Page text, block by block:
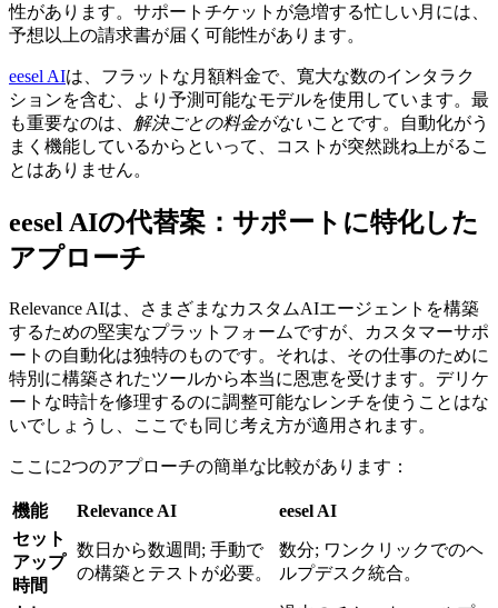
性があります。サポートチケットが急増する忙しい月には、
予想以上の請求書が届く可能性があります。
eesel AIは、フラットな月額料金で、寛大な数のインタラク
ションを含む、より予測可能なモデルを使用しています。最
も重要なのは、 解決ごとの料金がないことです。自動化がう
まく機能しているからといって、コストが突然跳ね上がるこ
とはありません。
eesel AIの代替案：サポートに特化した
アプローチ
Relevance AIは、さまざまなカスタムAIエージェントを構築
するための堅実なプラットフォームですが、カスタマーサポ
ートの自動化は独特のものです。それは、その仕事のために
特別に構築されたツールから本当に恩恵を受けます。デリケ
ートな時計を修理するのに調整可能なレンチを使うことはな
いでしょうし、ここでも同じ考え方が適用されます。
ここに2つのアプローチの簡単な比較があります：
機能 Relevance AI
eesel AI
セット
アップ
時間
数日から数週間; 手動で
の構築とテストが必要。
数分; ワンクリックでのヘ
ルプデスク統合。